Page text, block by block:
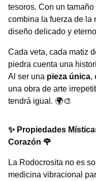
tesoros. Con un
combina la fuerza de la
diseño delicado y
Cada veta, cada matiz
piedra cuenta una
Al ser una pieza única,
una obra de arte
tendrá igual. 🌍🎨
✨ Propiedades
Corazón 🌹
La Rodocrosita no es
medicina vibracional